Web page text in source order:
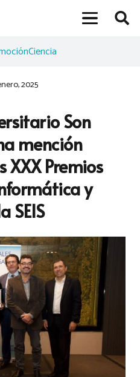
Ciencia
2025
Son
mención
XXX Premios
y
SEIS